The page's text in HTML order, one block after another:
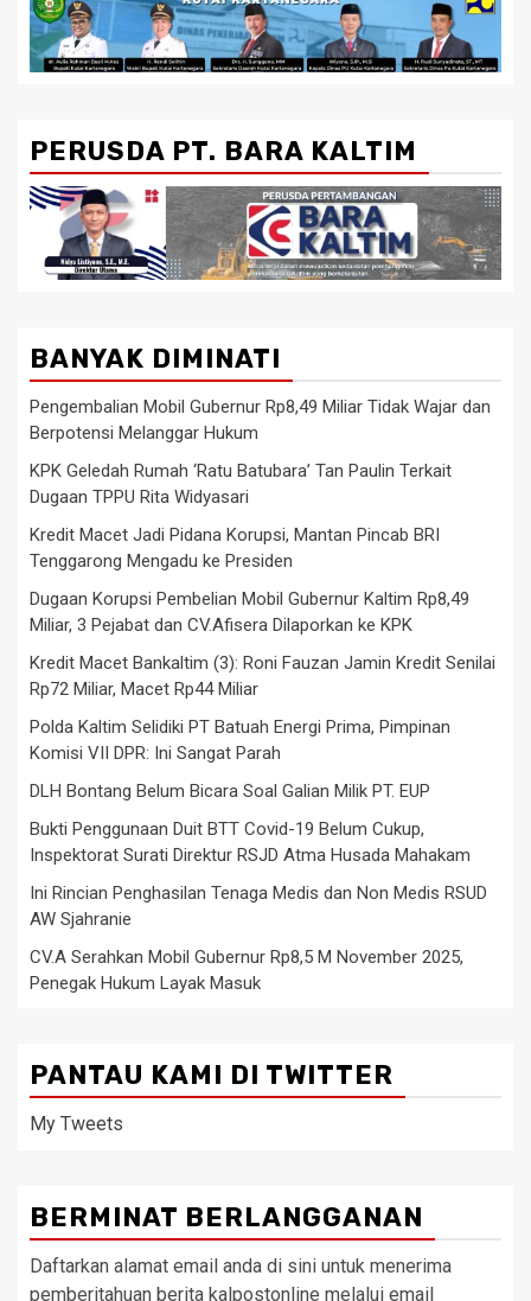
PERUSDA PT. BARA KALTIM
BANYAK DIMINATI
Pengembalian Mobil Gubernur Rp8,49 Miliar Tidak Wajar dan
Berpotensi Melanggar Hukum
KPK Geledah Rumah ‘Ratu Batubara’ Tan Paulin Terkait
Dugaan TPPU Rita Widyasari
Kredit Macet Jadi Pidana Korupsi, Mantan Pincab BRI
Tenggarong Mengadu ke Presiden
Dugaan Korupsi Pembelian Mobil Gubernur Kaltim Rp8,49
Miliar, 3 Pejabat dan CV.Afisera Dilaporkan ke KPK
Kredit Macet Bankaltim (3): Roni Fauzan Jamin Kredit Senilai
Rp72 Miliar, Macet Rp44 Miliar
Polda Kaltim Selidiki PT Batuah Energi Prima, Pimpinan
Komisi VII DPR: Ini Sangat Parah
DLH Bontang Belum Bicara Soal Galian Milik PT. EUP
Bukti Penggunaan Duit BTT Covid-19 Belum Cukup,
Inspektorat Surati Direktur RSJD Atma Husada Mahakam
Ini Rincian Penghasilan Tenaga Medis dan Non Medis RSUD
AW Sjahranie
CV.A Serahkan Mobil Gubernur Rp8,5 M November 2025,
Penegak Hukum Layak Masuk
PANTAU KAMI DI TWITTER
My Tweets
BERMINAT BERLANGGANAN
Daftarkan alamat email anda di sini untuk menerima
pemberitahuan berita kalpostonline melalui email